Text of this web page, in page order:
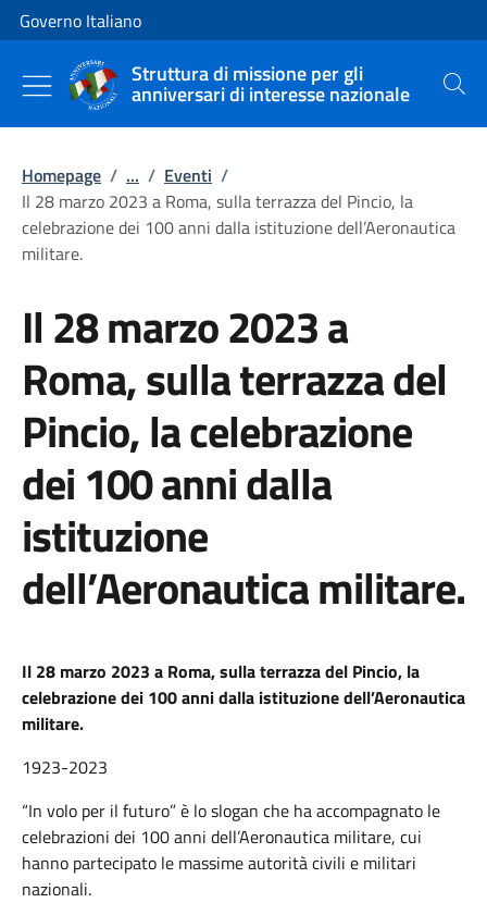
Vai al contenuto
Vai alla navigazione del sito
Governo Italiano
Struttura di missione per gli
anniversari di interesse nazionale Cerca
Homepage / ... / Eventi /
Il 28 marzo 2023 a Roma, sulla terrazza del Pincio, la
celebrazione dei 100 anni dalla istituzione dell’Aeronautica
militare.
Il 28 marzo 2023 a
Roma, sulla terrazza del
Pincio, la celebrazione
dei 100 anni dalla
istituzione
dell’Aeronautica militare.
Il 28 marzo 2023 a Roma, sulla terrazza del Pincio, la
celebrazione dei 100 anni dalla istituzione dell’Aeronautica
militare.
1923-2023
“In volo per il futuro” è lo slogan che ha accompagnato le
celebrazioni dei 100 anni dell’Aeronautica militare, cui
hanno partecipato le massime autorità civili e militari
nazionali.